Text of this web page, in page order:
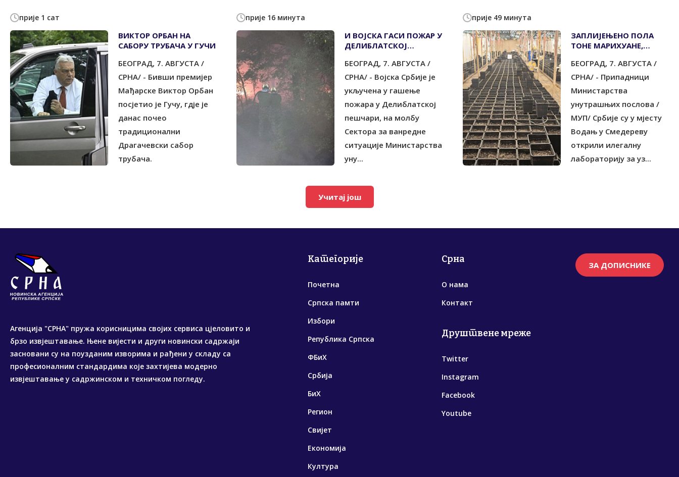
прије 1 сат
ВИКТОР ОРБАН НА
САБОРУ ТРУБАЧА У ГУЧИ
БЕОГРАД, 7. АВГУСТА /
СРНА/ - Бивши премијер
Мађарске Виктор Орбан
посјетио је Гучу, гдје је
данас почео
традиционални
Драгачевски сабор
трубача.
прије 16 минута
И ВОЈСКА ГАСИ ПОЖАР У
ДЕЛИБЛАТСКОЈ
БЕОГРАД, 7. АВГУСТА /
СРНА/ - Војска Србије је
укључена у гашење
пожара у Делиблатској
пешчари, на молбу
Сектора за ванредне
ситуације Министарства
уну...
прије 49 минута
ЗАПЛИЈЕЊЕНО ПОЛА
ТОНЕ МАРИХУАНЕ,
БЕОГРАД, 7. АВГУСТА /
СРНА/ - Припадници
Министарства
унутрашњих послова /
МУП/ Србије су у мјесту
Водањ у Смедереву
открили илегалну
лабораторију за уз...
Учитај још
Агенција "СРНА" пружа корисницима својих сервиса цјеловито и
брзо извјештавање. Њене вијести и други новински садржаји
засновани су на поузданим изворима и рађени у складу са
професионалним стандардима које захтијева модерно
извјештавање у садржинском и техничком погледу.
Категорије
Почетна
Српска памти
Избори
Република Српска
ФБиХ
Србија
БиХ
Регион
Свијет
Економија
Култура
Срна
О нама
Контакт
Друштвене мреже
Twitter
Instagram
Facebook
Youtube
ЗА ДОПИСНИКЕ